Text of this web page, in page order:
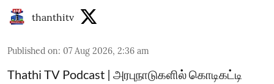
thanthitv
Published on: 07 Aug 2026, 2:36 am
Thathi TV Podcast | அரபுநாடுகளில் கொடிகட்டி